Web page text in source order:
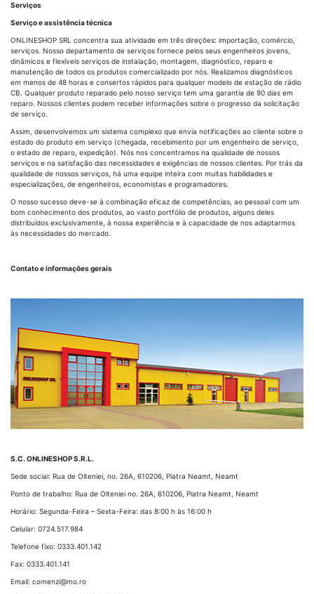
Serviços
Serviço e assistência técnica
ONLINESHOP SRL concentra sua atividade em três direções: importação, comércio,
serviços. Nosso departamento de serviços fornece pelos seus engenheiros jovens,
dinâmicos e flexíveis serviços de instalação, montagem, diagnóstico, reparo e
manutenção de todos os produtos comercializado por nós. Realizamos diagnósticos
em menos de 48 horas e consertos rápidos para qualquer modelo de estação de rádio
CB. Qualquer produto reparado pelo nosso serviço tem uma garantia de 90 dias em
reparo. Nossos clientes podem receber informações sobre o progresso da solicitação
de serviço.
Assim, desenvolvemos um sistema complexo que envia notificações ao cliente sobre o
estado do produto em serviço (chegada, recebimento por um engenheiro de serviço,
o estado de reparo, expedição). Nós nos concentramos na qualidade de nossos
serviços e na satisfação das necessidades e exigências de nossos clientes. Por trás da
qualidade de nossos serviços, há uma equipe inteira com muitas habilidades e
especializações, de engenheiros, economistas e programadores.
O nosso sucesso deve-se à combinação eficaz de competências, ao pessoal com um
bom conhecimento dos produtos, ao vasto portfólio de produtos, alguns deles
distribuídos exclusivamente, à nossa experiência e à capacidade de nos adaptarmos
às necessidades do mercado.
Contato e informações gerais
S.C. ONLINESHOP S.R.L.
Sede social: Rua de Olteniei, no. 26A, 610206, Piatra Neamt, Neamt
Ponto de trabalho: Rua de Olteniei no. 26A, 610206, Piatra Neamt, Neamt
Horário: Segunda-Feira – Sexta-Feira: das 8:00 h às 16:00 h
Celular: 0724.517.984
Telefone fixo: 0333.401.142
Fax: 0333.401.141
Email: comenzi@mo.ro